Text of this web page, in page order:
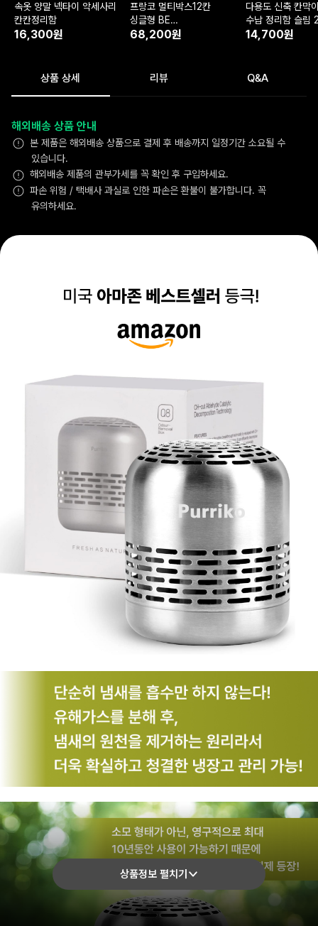
속옷 양말 넥타이 악세사리
칸칸정리함
16,300원
프랑코 멀티박스12칸
싱글형 BE
403x225x320
68,200원
다용도 신축 칸막
수납 정리함 슬림
14,700원
상품 상세 리뷰 Q&A
해외배송 상품 안내
본 제품은 해외배송 상품으로 결제 후 배송까지 일정기간 소요될 수
있습니다.
해외배송 제품의 관부가세를 꼭 확인 후 구입하세요.
파손 위험 / 택배사 과실로 인한 파손은 환불이 불가합니다. 꼭
유의하세요.
상품정보 펼치기